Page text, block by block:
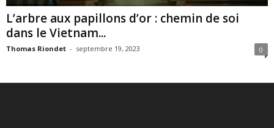
L’arbre aux papillons d’or : chemin de soi
dans le Vietnam...
Thomas Riondet - septembre 19, 2023 0